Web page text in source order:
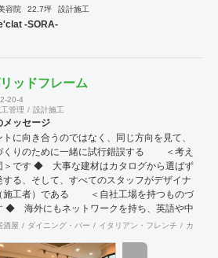
容院 22.7坪 設計施工
-SORA-
ッドフレーム
20-4
管理 設計施工
メッセージ
向き合うのではなく、同じ方向を見て、
くりのために一緒に試行錯誤する ＜考え
＞です ◆ 大事な建材はカタログから選ばず
する、そして、すべてのスタッフがデザイナ
施工者）である ＜自社工場を持つものづ
◆ 海外にもネットワークを持ち、英語や中
タッフたちが、海外から国内への出店をスム
作物の案件、施工案件、造作物制作など、
酒屋 ダイニング・バー イタリアン・フレンチ カフェ